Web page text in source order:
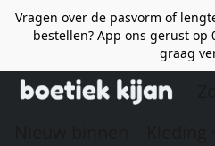
Vragen over de pasvorm of
bestellen? App ons gerust op
graag